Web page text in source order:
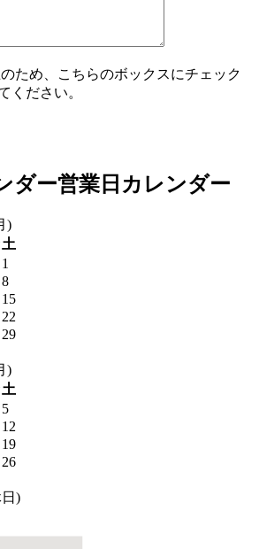
ため、こちらのボックスにチェック
ください。
営業日カレンダー
)
土
1
8
15
22
29
)
土
5
12
19
26
)